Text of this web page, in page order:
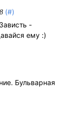
(#)
-
ему :)
Бульварная